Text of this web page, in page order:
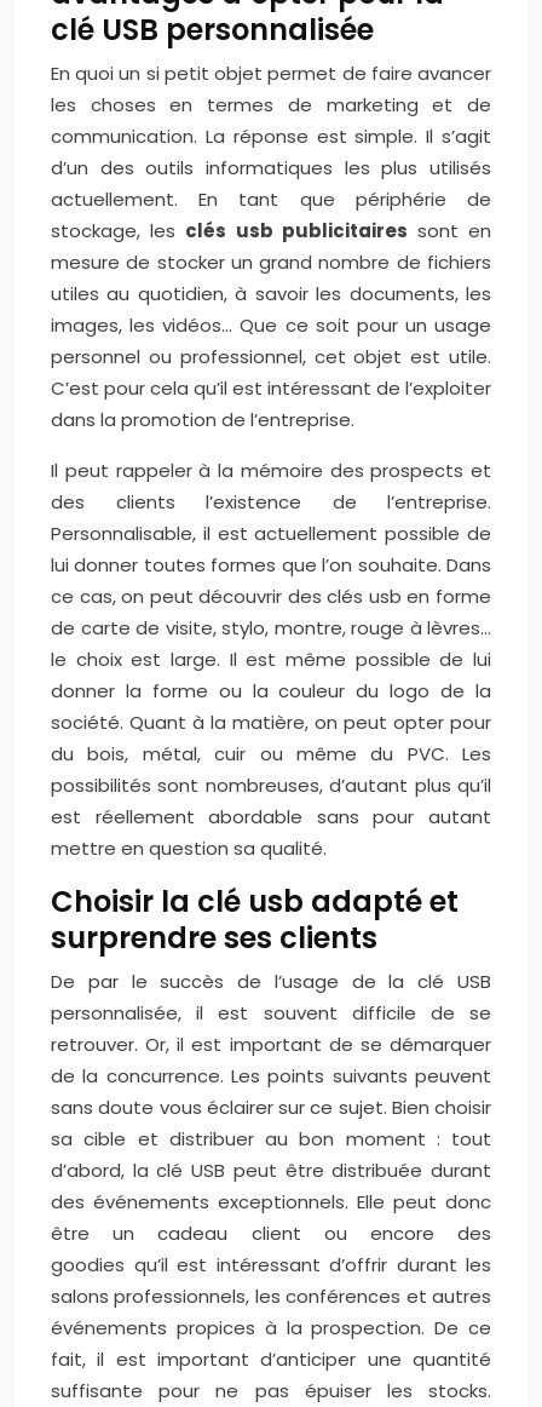
clé USB personnalisée
En quoi un si petit objet permet de faire avancer
les choses en termes de marketing et de
communication. La réponse est simple. Il s’agit
d’un des outils informatiques les plus utilisés
actuellement. En tant que périphérie de
stockage, les clés usb publicitaires sont en
mesure de stocker un grand nombre de fichiers
utiles au quotidien, à savoir les documents, les
images, les vidéos… Que ce soit pour un usage
personnel ou professionnel, cet objet est utile.
C’est pour cela qu’il est intéressant de l’exploiter
dans la promotion de l’entreprise.
Il peut rappeler à la mémoire des prospects et
des clients l’existence de l’entreprise.
Personnalisable, il est actuellement possible de
lui donner toutes formes que l’on souhaite. Dans
ce cas, on peut découvrir des clés usb en forme
de carte de visite, stylo, montre, rouge à lèvres…
le choix est large. Il est même possible de lui
donner la forme ou la couleur du logo de la
société. Quant à la matière, on peut opter pour
du bois, métal, cuir ou même du PVC. Les
possibilités sont nombreuses, d’autant plus qu’il
est réellement abordable sans pour autant
mettre en question sa qualité.
Choisir la clé usb adapté et
surprendre ses clients
De par le succès de l’usage de la clé USB
personnalisée, il est souvent difficile de se
retrouver. Or, il est important de se démarquer
de la concurrence. Les points suivants peuvent
sans doute vous éclairer sur ce sujet. Bien choisir
sa cible et distribuer au bon moment : tout
d’abord, la clé USB peut être distribuée durant
des événements exceptionnels. Elle peut donc
être un cadeau client ou encore des
goodies qu’il est intéressant d’offrir durant les
salons professionnels, les conférences et autres
événements propices à la prospection. De ce
fait, il est important d’anticiper une quantité
suffisante pour ne pas épuiser les stocks.